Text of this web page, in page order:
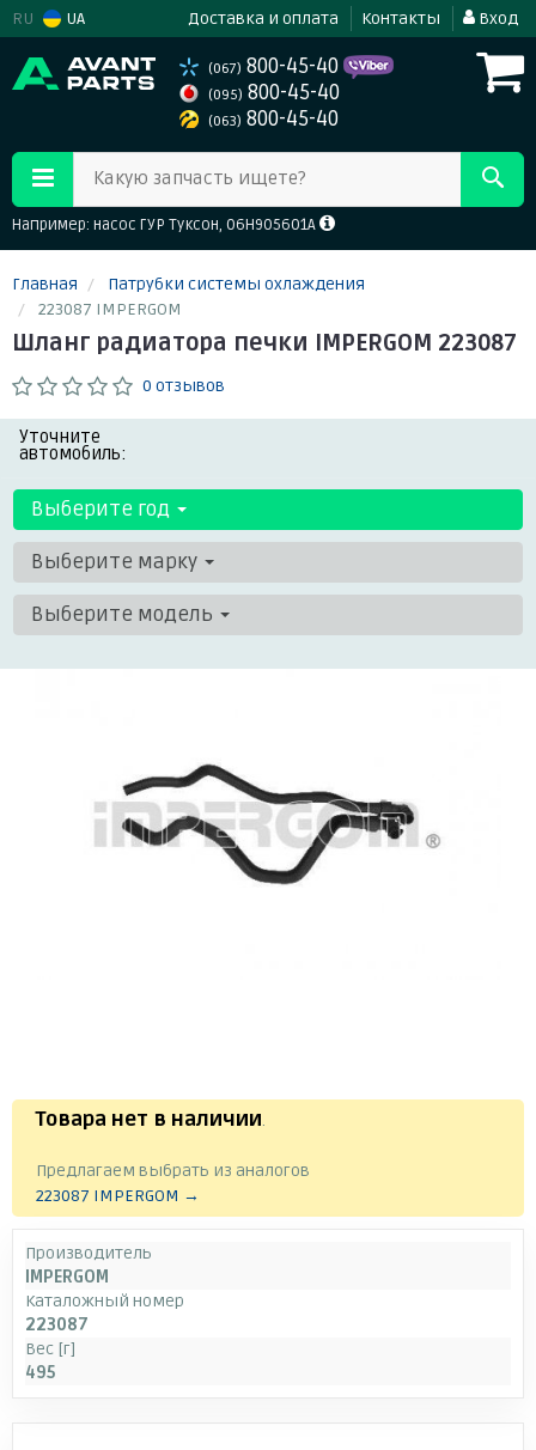
RU UA Доставка и оплата Контакты Вход
(067) 800-45-40
(095) 800-45-40
(063) 800-45-40
Какую запчасть ищете?
Например: насос ГУР Туксон, 06H905601A
Главная
Патрубки системы охлаждения
223087 IMPERGOM
Шланг радиатора печки IMPERGOM 223087
0 отзывов
Уточните
автомобиль:
Выберите год
Выберите марку
Выберите модель
Товара нет в наличии.
Предлагаем выбрать из аналогов
223087 IMPERGOM →
Производитель
IMPERGOM
Каталожный номер
223087
Вес [г]
495